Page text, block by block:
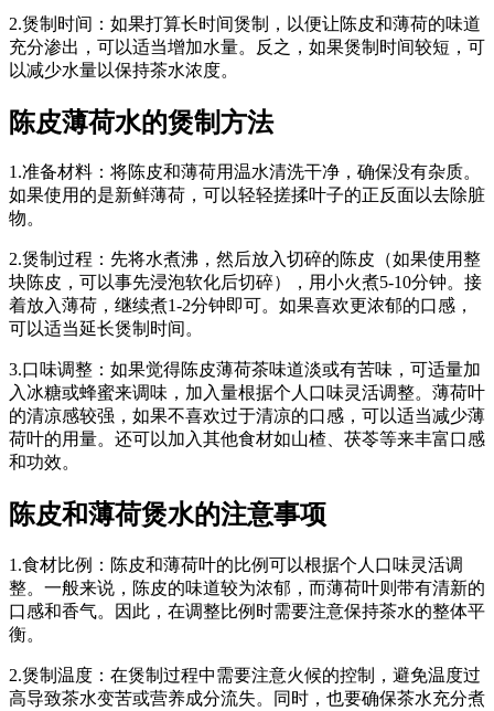
2.煲制时间：如果打算长时间煲制，以便让陈皮和薄荷的味道
充分渗出，可以适当增加水量。反之，如果煲制时间较短，可
以减少水量以保持茶水浓度。
陈皮薄荷水的煲制方法
1.准备材料：将陈皮和薄荷用温水清洗干净，确保没有杂质。
如果使用的是新鲜薄荷，可以轻轻搓揉叶子的正反面以去除脏
物。
2.煲制过程：先将水煮沸，然后放入切碎的陈皮（如果使用整
块陈皮，可以事先浸泡软化后切碎），用小火煮5-10分钟。接
着放入薄荷，继续煮1-2分钟即可。如果喜欢更浓郁的口感，
可以适当延长煲制时间。
3.口味调整：如果觉得陈皮薄荷茶味道淡或有苦味，可适量加
入冰糖或蜂蜜来调味，加入量根据个人口味灵活调整。薄荷叶
的清凉感较强，如果不喜欢过于清凉的口感，可以适当减少薄
荷叶的用量。还可以加入其他食材如山楂、茯苓等来丰富口感
和功效。
陈皮和薄荷煲水的注意事项
1.食材比例：陈皮和薄荷叶的比例可以根据个人口味灵活调
整。一般来说，陈皮的味道较为浓郁，而薄荷叶则带有清新的
口感和香气。因此，在调整比例时需要注意保持茶水的整体平
衡。
2.煲制温度：在煲制过程中需要注意火候的控制，避免温度过
高导致茶水变苦或营养成分流失。同时，也要确保茶水充分煮